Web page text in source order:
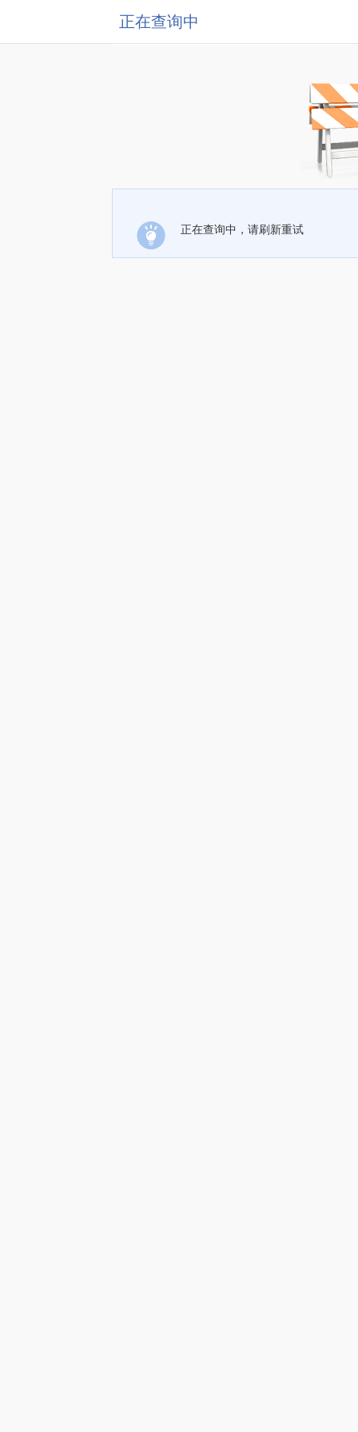
正在查询中
正在查询中，请刷新重试